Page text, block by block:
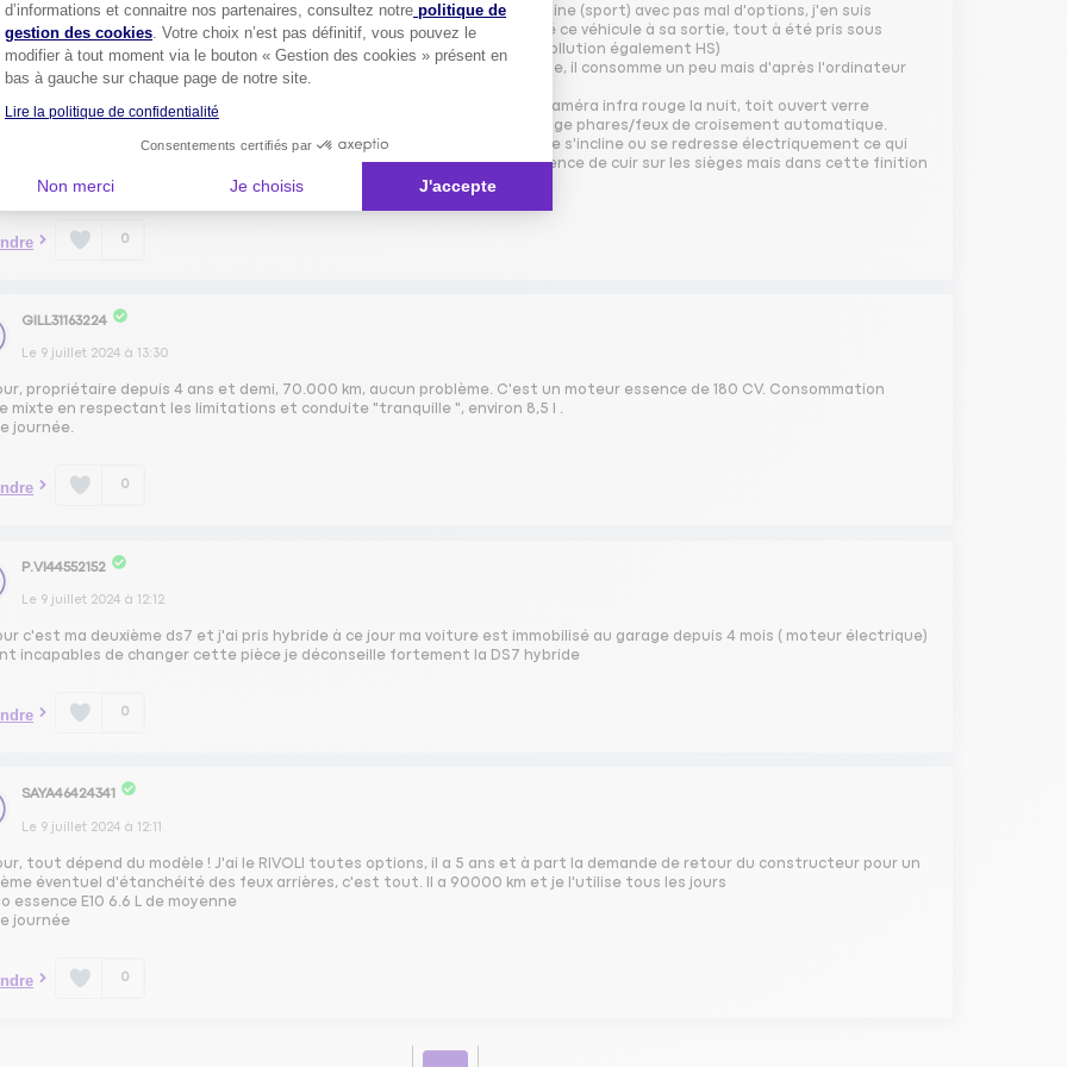
j'ai un DS 7 essence de 225cv depuis juin 2018 en finition performance line (sport) avec pas mal d'options, j'en suis
voiture fiable avec quelques petites pannes au début mais j'ai acheté ce véhicule à sa sortie, tout à été pris sous
(par exemple le compresseur de la clim qui avait laché, ou une sonde pollution également HS)
en famille pour les vacances et sorties, donc pas tous les jours. En ville, il consomme un peu mais d'après l'ordinateur
je suis à 8l de SP 95 en moyenne.
j'ai l'amortissement contrôlé par caméra, conduite semi autonome, caméra infra rouge la nuit, toit ouvert verre
phares avant DS led vision orientables quand on tourne et passage phares/feux de croisement automatique.
avant/arrière avec radars avant/arrière, dossier de la banquette arrière s'incline ou se redresse électriquement ce qui
de gagner un peu de place dans le coffre, je regrette simplement l'absence de cuir sur les sièges mais dans cette finition
pas possible de les avoir
0
GILL31163224
Le 9 juillet 2024 à 13:30
propriétaire depuis 4 ans et demi, 70.000 km, aucun problème. C'est un moteur essence de 180 CV. Consommation
mixte en respectant les limitations et conduite "tranquille ", environ 8,5 l .
journée.
0
P.VI44552152
Le 9 juillet 2024 à 12:12
c'est ma deuxième ds7 et j'ai pris hybride à ce jour ma voiture est immobilisé au garage depuis 4 mois ( moteur électrique)
incapables de changer cette pièce je déconseille fortement la DS7 hybride
0
SAYA46424341
Le 9 juillet 2024 à 12:11
tout dépend du modèle ! J'ai le RIVOLI toutes options, il a 5 ans et à part la demande de retour du constructeur pour un
éventuel d'étanchéité des feux arrières, c'est tout. Il a 90000 km et je l'utilise tous les jours
essence E10 6.6 L de moyenne
journée
0
d’informations et connaitre nos partenaires, consultez notre politique de
gestion des cookies. Votre choix n’est pas définitif, vous pouvez le
modifier à tout moment via le bouton « Gestion des cookies » présent en
bas à gauche sur chaque page de notre site.
Lire la politique de confidentialité
Consentements certifiés par
Non merci Je choisis J'accepte